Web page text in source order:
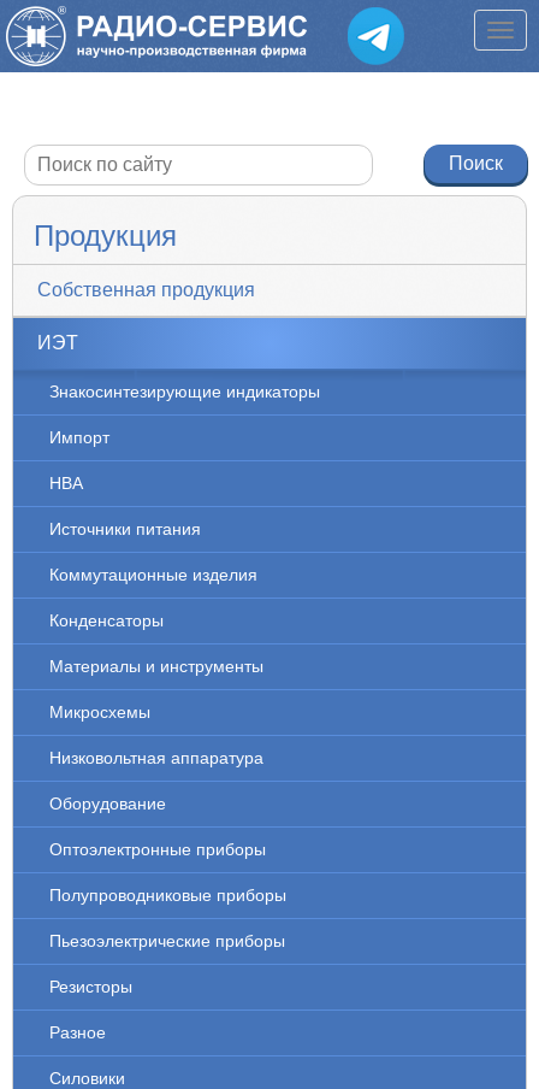
Продукция
Собственная продукция
ИЭТ
Знакосинтезирующие индикаторы
Импорт
НВА
Источники питания
Коммутационные изделия
Конденсаторы
Материалы и инструменты
Микросхемы
Низковольтная аппаратура
Оборудование
Оптоэлектронные приборы
Полупроводниковые приборы
Пьезоэлектрические приборы
Резисторы
Разное
Силовики